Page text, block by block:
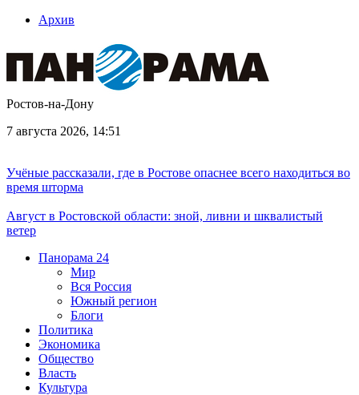
Архив
Ростов-на-Дону
7 августа 2026, 14:51
Учёные рассказали, где в Ростове опаснее всего находиться во
время шторма
Август в Ростовской области: зной, ливни и шквалистый
ветер
Панорама 24
Мир
Вся Россия
Южный регион
Блоги
Политика
Экономика
Общество
Власть
Культура